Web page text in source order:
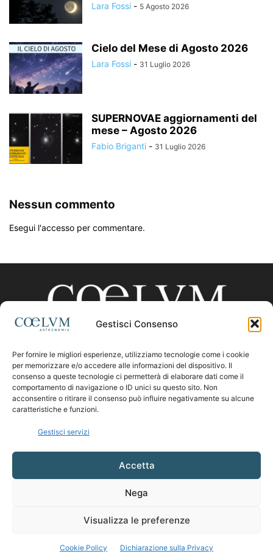
Gestisci Consenso
Per fornire le migliori esperienze, utilizziamo tecnologie come i cookie
per memorizzare e/o accedere alle informazioni del dispositivo. Il
consenso a queste tecnologie ci permetterà di elaborare dati come il
comportamento di navigazione o ID unici su questo sito. Non
acconsentire o ritirare il consenso può influire negativamente su alcune
caratteristiche e funzioni.
Gestisci servizi
Accetta
Nega
Visualizza le preferenze
Cookie Policy Dichiarazione sulla Privacy
Lara Fossi - 5 Agosto 2026
Cielo del Mese di Agosto 2026
Lara Fossi - 31 Luglio 2026
SUPERNOVAE aggiornamenti del
mese – Agosto 2026
Fabio Briganti - 31 Luglio 2026
Nessun commento
Esegui l'accesso per commentare.
CHI SIAMO
Contattaci:coelumastro@coelum.com